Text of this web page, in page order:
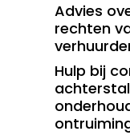
Advies
rechten
Hulp bij